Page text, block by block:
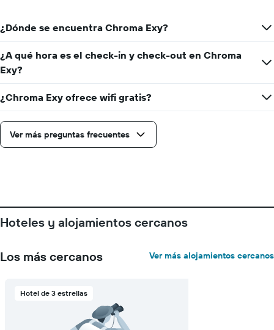
¿Dónde se encuentra Chroma Exy?
¿A qué hora es el check-in y check-out en Chroma
Exy?
¿Chroma Exy ofrece wifi gratis?
Ver más preguntas frecuentes
Hoteles y alojamientos cercanos
Los más cercanos Ver más alojamientos cercanos
Hotel de 3 estrellas